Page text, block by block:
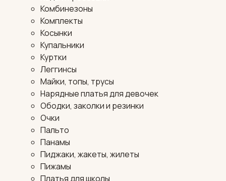
Комбинезоны
Комплекты
Косынки
Купальники
Куртки
Леггинсы
Майки, топы, трусы
Нарядные платья для девочек
Ободки, заколки и резинки
Очки
Пальто
Панамы
Пиджаки, жакеты, жилеты
Пижамы
Платья для школы